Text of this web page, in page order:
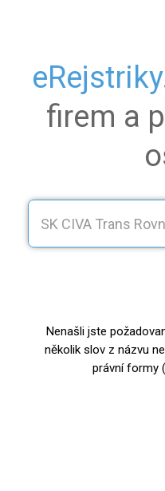
firem a
Nenašli jste
několik slov z názvu
právní formy